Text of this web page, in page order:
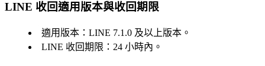
LINE 收回適用版本與收回期限
適用版本：LINE 7.1.0 及以上版本。
LINE 收回期限：24 小時內。